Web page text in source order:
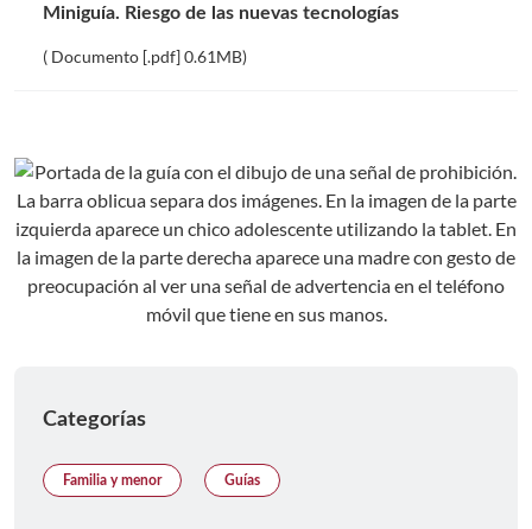
Miniguía. Riesgo de las nuevas tecnologías
( Documento [.pdf] 0.61MB)
Categorías
Familia y menor Guías